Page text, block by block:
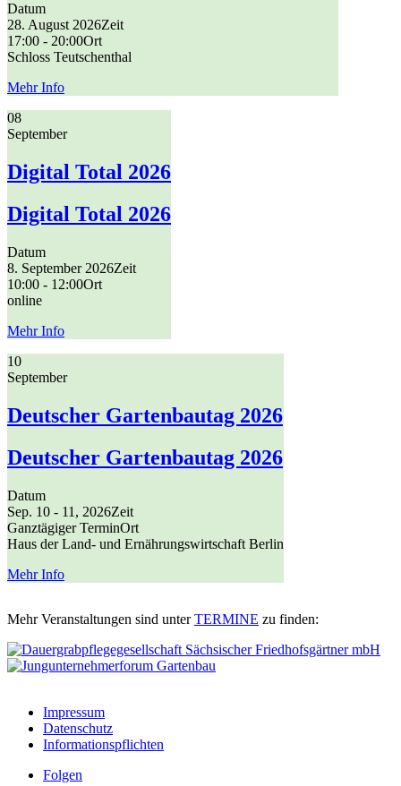
Datum
28. August 2026Zeit
17:00 - 20:00Ort
Schloss Teutschenthal
Mehr Info
08
September
Digital Total 2026
Digital Total 2026
Datum
8. September 2026Zeit
10:00 - 12:00Ort
online
Mehr Info
10
September
Deutscher Gartenbautag 2026
Deutscher Gartenbautag 2026
Datum
Sep. 10 - 11, 2026Zeit
Ganztägiger TerminOrt
Haus der Land- und Ernährungswirtschaft Berlin
Mehr Info
Mehr Veranstaltungen sind unterTERMINE zu finden:
Impressum
Datenschutz
Informationspflichten
Folgen